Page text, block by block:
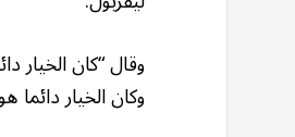
وقال “كان
وكان الخيار دائما